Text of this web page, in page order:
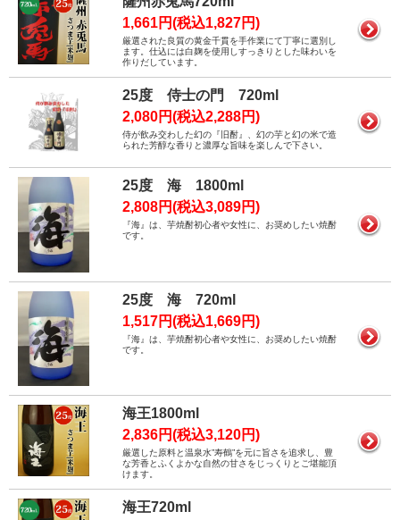
1,661円(税込1,827円)
厳選された良質の黄金千貫を手作業にて丁寧に選別し
ます。仕込には白麹を使用しすっきりとした味わいを
作りだしています。
25度 侍士の門 720ml
2,080円(税込2,288円)
侍が飲み交わした幻の『旧酎』、幻の芋と幻の米で造
られた芳醇な香りと濃厚な旨味を楽しんで下さい。
25度 海 1800ml
2,808円(税込3,089円)
『海』は、芋焼酎初心者や女性に、お奨めしたい焼酎
です。
25度 海 720ml
1,517円(税込1,669円)
『海』は、芋焼酎初心者や女性に、お奨めしたい焼酎
です。
海王1800ml
2,836円(税込3,120円)
厳選した原料と温泉水”寿鶴”を元に旨さを追求し、豊
な芳香とふくよかな自然の甘さをじっくりとご堪能頂
けます。
海王720ml